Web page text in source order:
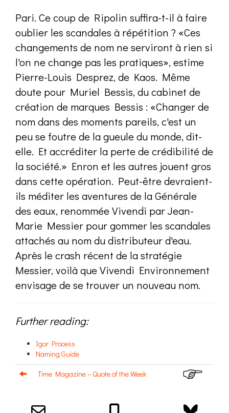
Pari. Ce coup de Ripolin suffira-t-il à faire
oublier les scandales à répétition ? «Ces
changements de nom ne serviront à rien si
l'on ne change pas les pratiques», estime
Pierre-Louis Desprez, de Kaos. Même
doute pour Muriel Bessis, du cabinet de
création de marques Bessis : «Changer de
nom dans des moments pareils, c'est un
peu se foutre de la gueule du monde, dit-
elle. Et accréditer la perte de crédibilité de
la société.» Enron et les autres jouent gros
dans cette opération. Peut-être devraient-
ils méditer les aventures de la Générale
des eaux, renommée Vivendi par Jean-
Marie Messier pour gommer les scandales
attachés au nom du distributeur d'eau.
Après le crash récent de la stratégie
Messier, voilà que Vivendi Environnement
envisage de se trouver un nouveau nom.
Further reading:
Igor Process
Naming Guide
Time Magazine – Quote of the Week
© 2026
Naming Agency